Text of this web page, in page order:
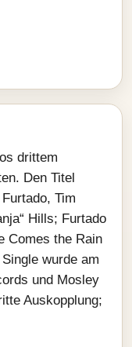
drittem
Den Titel
Tim
Hills; Furtado
Comes the Rain
wurde am
und Mosley
Auskopplung;